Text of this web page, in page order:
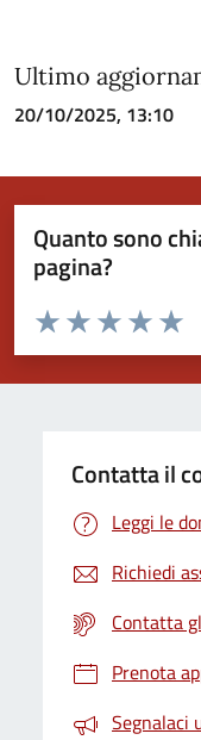
Ultimo
20/10/2025, 13:10
Quanto sono
pagina?
Valuta da 1 a 5 stelle la
Valuta 4
Valuta 3
Valuta 2 stelle
Valuta 1 stelle su 5
Contatta il
Leggi le
Richiedi
Contatta
Prenota
Segnalaci